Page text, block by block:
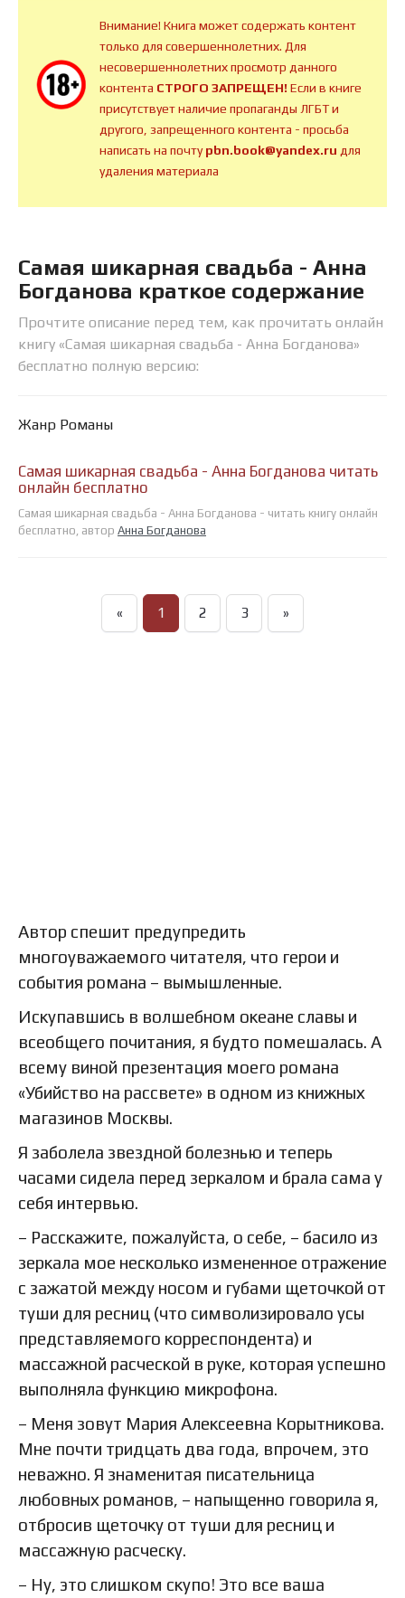
Внимание! Книга может содержать контент
только для совершеннолетних. Для
несовершеннолетних просмотр данного
контента СТРОГО ЗАПРЕЩЕН!Если в книге
присутствует наличие пропаганды ЛГБТ и
другого, запрещенного контента - просьба
написать на почтуpbn.book@yandex.ru для
удаления материала
Самая шикарная свадьба - Анна
Богданова краткое содержание
Прочтите описание перед тем, как прочитать онлайн
книгу «Самая шикарная свадьба - Анна Богданова»
бесплатно полную версию:
Жанр Романы
Самая шикарная свадьба - Анна Богданова читать
онлайн бесплатно
Самая шикарная свадьба - Анна Богданова - читать книгу онлайн
бесплатно, автор Анна Богданова
« 1 2 3 »
Автор спешит предупредить
многоуважаемого читателя, что герои и
события романа – вымышленные.
Искупавшись в волшебном океане славы и
всеобщего почитания, я будто помешалась. А
всему виной презентация моего романа
«Убийство на рассвете» в одном из книжных
магазинов Москвы.
Я заболела звездной болезнью и теперь
часами сидела перед зеркалом и брала сама у
себя интервью.
– Расскажите, пожалуйста, о себе, – басило из
зеркала мое несколько измененное отражение
с зажатой между носом и губами щеточкой от
туши для ресниц (что символизировало усы
представляемого корреспондента) и
массажной расческой в руке, которая успешно
выполняла функцию микрофона.
– Меня зовут Мария Алексеевна Корытникова.
Мне почти тридцать два года, впрочем, это
неважно. Я знаменитая писательница
любовных романов, – напыщенно говорила я,
отбросив щеточку от туши для ресниц и
массажную расческу.
– Ну, это слишком скупо! Это все ваша